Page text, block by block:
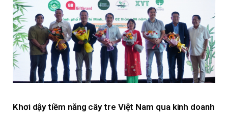
Khơi dậy tiềm năng cây tre Việt Nam qua kinh doanh